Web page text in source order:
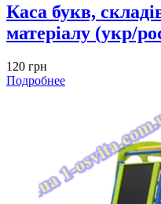
Каса букв,
матеріалу (укр/
120 грн
Подробнее